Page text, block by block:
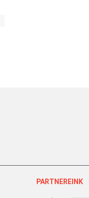
PARTNEREINK